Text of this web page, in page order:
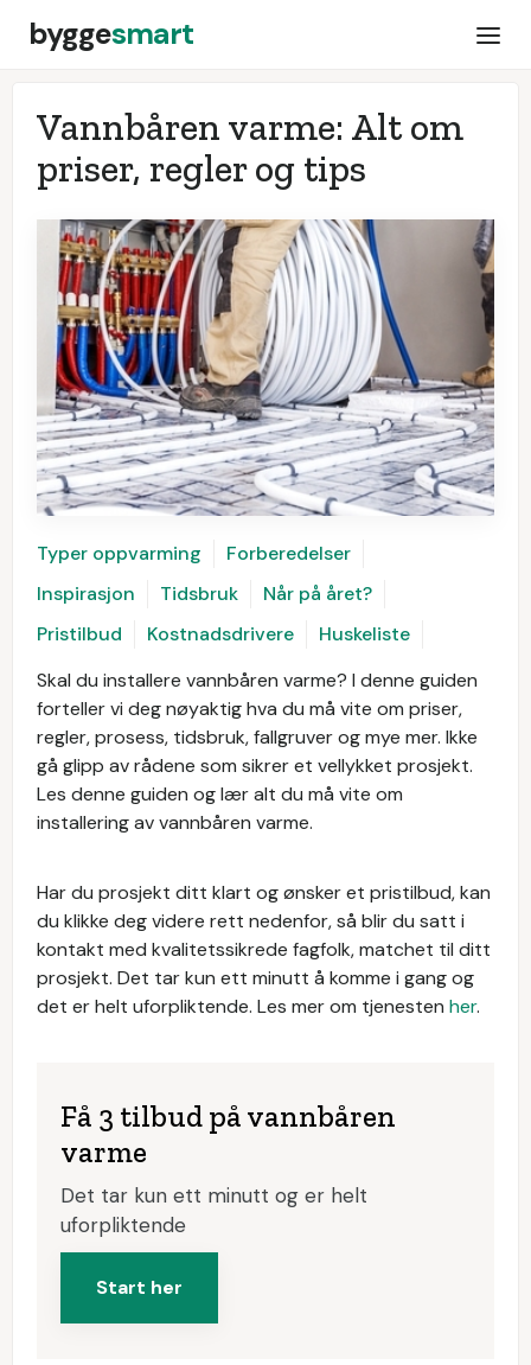
byggesmart
Vannbåren varme: Alt om
priser, regler og tips
Typer oppvarming
Forberedelser
Inspirasjon
Tidsbruk
Når på året?
Pristilbud
Kostnadsdrivere
Huskeliste
Skal du installere vannbåren varme? I denne guiden
forteller vi deg nøyaktig hva du må vite om priser,
regler, prosess, tidsbruk, fallgruver og mye mer. Ikke
gå glipp av rådene som sikrer et vellykket prosjekt.
Les denne guiden og lær alt du må vite om
installering av vannbåren varme.
Har du prosjekt ditt klart og ønsker et pristilbud, kan
du klikke deg videre rett nedenfor, så blir du satt i
kontakt med kvalitetssikrede fagfolk, matchet til ditt
prosjekt. Det tar kun ett minutt å komme i gang og
det er helt uforpliktende. Les mer om tjenesten her.
Få 3 tilbud på vannbåren
varme
Det tar kun ett minutt og er helt
uforpliktende
Start her